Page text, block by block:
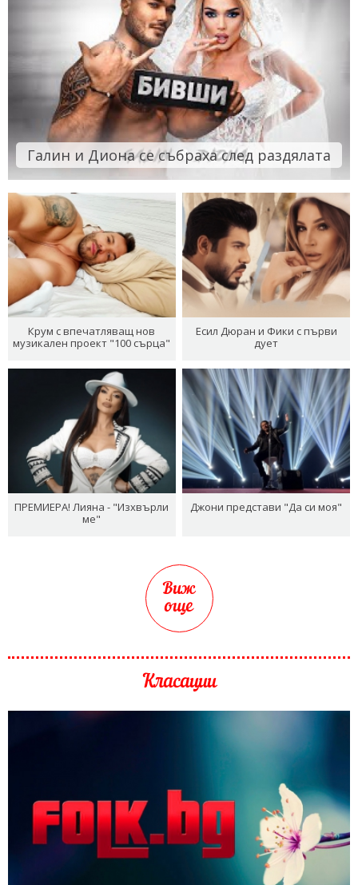
Галин и Диона се събраха след раздялата
Крум с впечатляващ нов
музикален проект "100 сърца"
Есил Дюран и Фики с първи
дует
ПРЕМИЕРА! Лияна - "Изхвърли
ме"
Джони представи "Да си моя"
Виж
още
Класации